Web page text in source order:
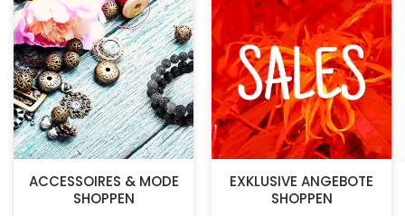
ACCESSOIRES & MODE
SHOPPEN
EXKLUSIVE ANGEBOTE
SHOPPEN